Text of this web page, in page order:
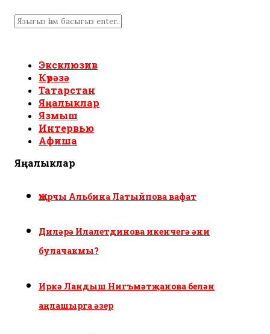
Эксклюзив
Күрәзә
Татарстан
Яңалыклар
Язмыш
Интервью
Афиша
Яңалыклар
Җырчы Альбина Латыйпова вафат
Диләрә Илалетдинова икенчегә әни
булачакмы?
Иркә Ландыш Нигъмәтҗанова белән
аңлашырга әзер